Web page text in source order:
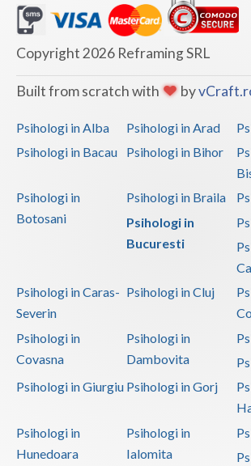
Copyright 2026 Reframing SRL
Built from scratch with by
Psihologi in Alba Psihologi in Arad
Psihologi in Bacau
Psihologi in Bihor
Psihologi in
Botosani
Psihologi in Braila
Psihologi in
Bucuresti
Psihologi in Caras-
Severin
Psihologi in Cluj
Psihologi in
Covasna
Psihologi in
Dambovita
Psihologi in Giurgiu Psihologi in Gorj
Psihologi in
Hunedoara
Psihologi in
Ialomita